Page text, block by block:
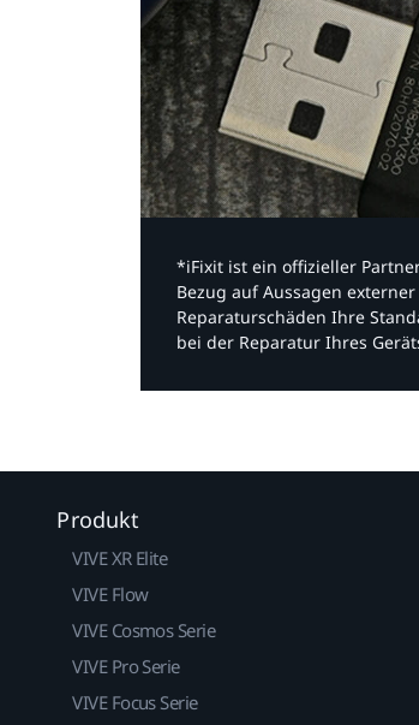
*iFixit ist ein offizieller
Bezug auf Aussagen
Reparaturschäden Ihre
bei der Reparatur Ihres
Produkt
VIVE XR Elite
VIVE Flow
VIVE Cosmos Serie
VIVE Pro Serie
VIVE Focus Serie